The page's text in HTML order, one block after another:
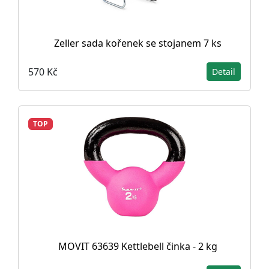
Zeller sada kořenek se stojanem 7 ks
570 Kč Detail
TOP
MOVIT 63639 Kettlebell činka - 2 kg